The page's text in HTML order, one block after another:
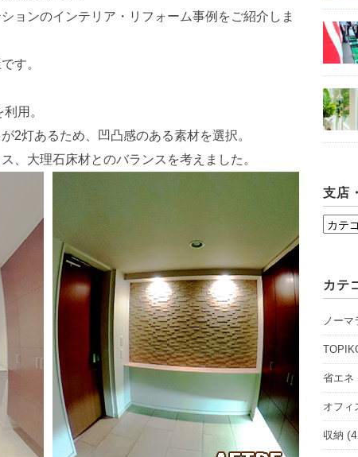
ョンのインテリア・リフォーム事例をご紹介しま
す。
用。
2灯あるため、凹凸感のある素材を選択。
、大理石床材とのバランスを考えました。
支店
支
ョ
ル
ー
を
選
択
カテ
ノーマ
省エネ
オフィ
収納